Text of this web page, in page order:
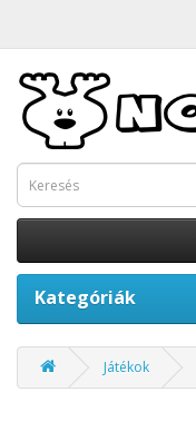
Kategóriák
Játékok